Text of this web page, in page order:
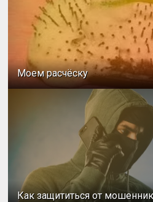
Моем расчёску
Как защититься от